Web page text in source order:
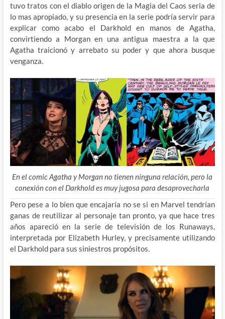
tuvo tratos con el diablo origen de la Magia del Caos seria de
lo mas apropiado, y su presencia en la serie podría servir para
explicar como acabo el Darkhold en manos de Agatha,
convirtiendo a Morgan en una antigua maestra a la que
Agatha traicionó y arrebato su poder y que ahora busque
venganza.
En el comic Agatha y Morgan no tienen ninguna relación, pero la
conexión con el Darkhold es muy jugosa para desaprovecharla
Pero pese a lo bien que encajaría no se si en Marvel tendrían
ganas de reutilizar al personaje tan pronto, ya que hace tres
años apareció en la serie de televisión de los Runaways,
interpretada por Elizabeth Hurley, y precisamente utilizando
el Darkhold para sus siniestros propósitos.